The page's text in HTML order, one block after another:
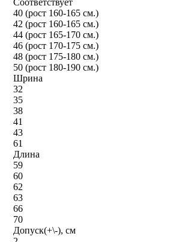
40 (рост 160-165 см.)
42 (рост 160-165 см.)
44 (рост 165-170 см.)
46 (рост 170-175 см.)
48 (рост 175-180 см.)
50 (рост 180-190 см.)
Шрина
32
35
38
41
43
61
Длина
59
60
62
63
66
70
Допуск(+\-), см